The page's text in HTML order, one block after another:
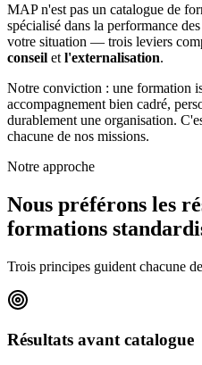
MAP n'est pas un catalogue de
spécialisé dans la performance
votre situation — trois leviers
conseil et l'externalisation.
Notre conviction : une formation
accompagnement bien cadré,
durablement une organisation.
chacune de nos missions.
Notre approche
Nous préférons les
formations
Trois principes guident chacune
Résultats avant catalogue